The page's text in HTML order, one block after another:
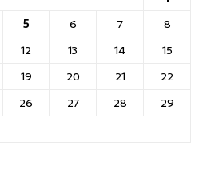
5 6 7
8
12 13 14
15
19 20 21
22
26 27 28
29